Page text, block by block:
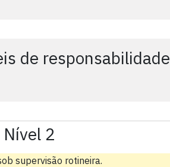
de responsabilidade
Nível 2
supervisão rotineira.